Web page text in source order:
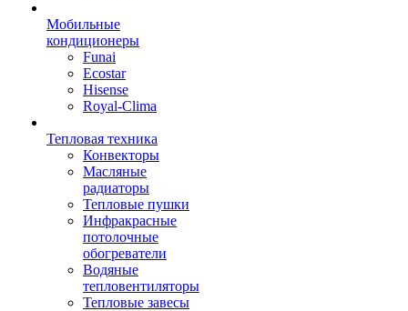
Мобильные
кондиционеры
Funai
Ecostar
Hisense
Royal-Clima
Тепловая техника
Конвекторы
Масляные
радиаторы
Тепловые пушки
Инфракрасные
потолочные
обогреватели
Водяные
тепловентиляторы
Тепловые завесы